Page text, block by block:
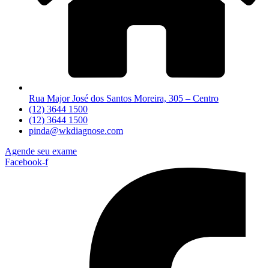
Rua Major José dos Santos Moreira, 305 – Centro
(12) 3644 1500
(12) 3644 1500
pinda@wkdiagnose.com
Agende seu exame
Facebook-f